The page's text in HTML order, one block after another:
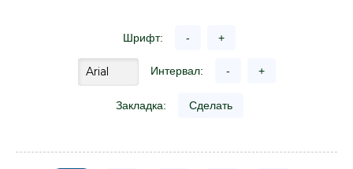
Шрифт: - +
Интервал: - +
Закладка: Сделать